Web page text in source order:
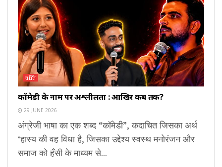
चर्चित
कॉमेडी के नाम पर अश्लीलता : आखिर कब तक?
29 JUNE 2026
अंग्रेजी भाषा का एक शब्द “कॉमेडी”, कदाचित जिसका अर्थ
‘हास्य की वह विधा है, जिसका उद्देश्य स्वस्थ मनोरंजन और
समाज को हँसी के माध्यम से...